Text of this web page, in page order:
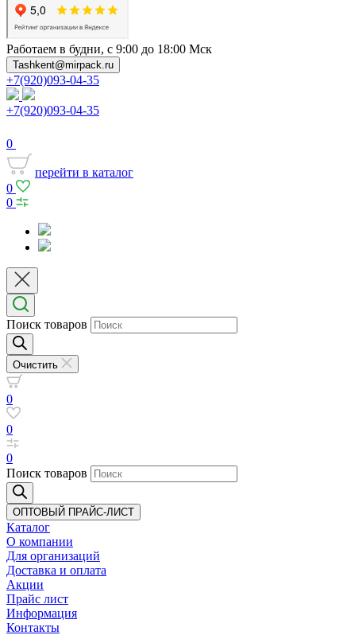
Работаем в будни, с 9:00 до 18:00 Мск
Tashkent@mirpack.ru
+7(920)093-04-35
+7(920)093-04-35
0
перейти в каталог
0
0
Поиск товаров
Очистить
0
0
0
Поиск товаров
ОПТОВЫЙ ПРАЙС-ЛИСТ
Каталог
О компании
Для организаций
Доставка и оплата
Акции
Прайс лист
Информация
Контакты